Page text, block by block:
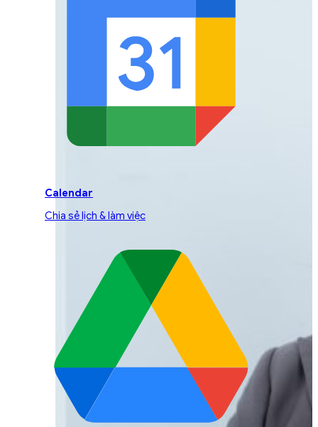
Calendar
Chia sẻ lịch & làm việc